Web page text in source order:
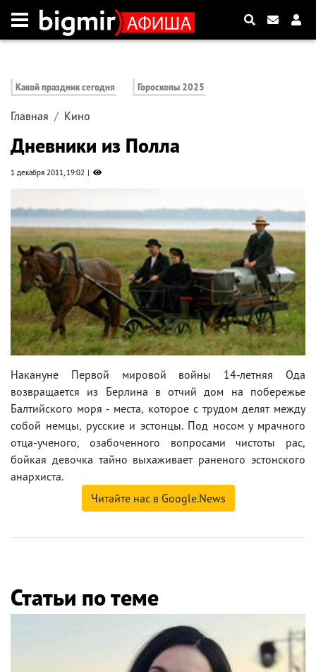
Какой праздник сегодня Гороскопы 2025
Главная Кино
Дневники из Полла
1 декабря 2011, 19:02
Накануне Первой мировой войны 14-летняя Ода
возвращается из Берлина в отчий дом на побережье
Балтийского моря - места, которое с трудом делят между
собой немцы, русские и эстонцы. Под носом у мрачного
отца-ученого, озабоченного вопросами чистоты рас,
бойкая девочка тайно выхаживает раненого эстонского
анархиста.
Читайте нас в Google.News
Статьи по теме